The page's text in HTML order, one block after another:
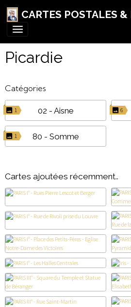
CARTES POSTALES
Picardie
Catégories
1 02 - Aisne 6
1 80 - Somme
Cartes ajoutées récemment..